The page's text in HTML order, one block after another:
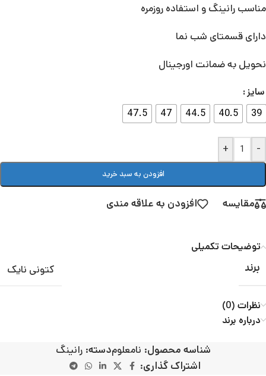
مناسب رانینگ و استفاده روزمره
دارای قسمتای شب نما
نحویل به ضمانت اورجینال
سایز
39
40.5
44.5
47
47.5
-
+
افزودن به سبد خرید
مقایسه افزودن به علاقه مندی
توضیحات تکمیلی
برند کتونی نایک
نظرات (0)
درباره برند
شناسه محصول: نامعلومدسته: رانینگ
اشتراک گذاری: